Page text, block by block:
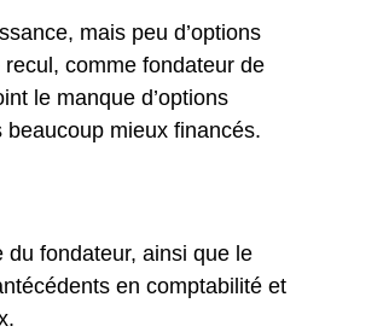
mais peu d’options
comme fondateur de
le manque d’options
mieux financés.
du fondateur, ainsi que le
en comptabilité et